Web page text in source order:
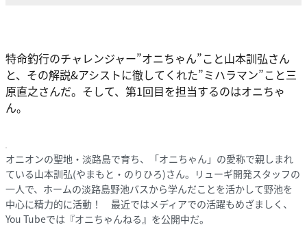
特命釣行のチャレンジャー”オニちゃん”こと山本訓弘さん
と、その解説&アシストに徹してくれた”ミハラマン”こと三
原直之さんだ。そして、第1回目を担当するのはオニちゃ
ん。
オニオンの聖地・淡路島で育ち、「オニちゃん」の愛称で親しまれ
ている山本訓弘(やまもと・のりひろ)さん。リューギ開発スタッフの
一人で、ホームの淡路島野池バスから学んだことを活かして野池を
中心に精力的に活動！ 最近ではメディアでの活躍もめざましく、
You Tubeでは『オニちゃんねる』を公開中だ。